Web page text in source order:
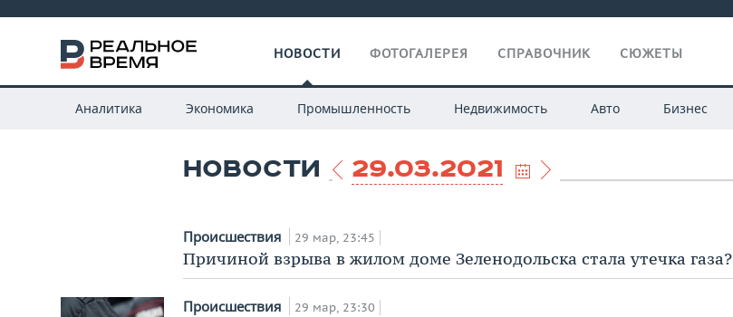
НОВОСТИ ФОТОГАЛЕРЕЯ СПРАВОЧНИК СЮЖЕТЫ
Аналитика Экономика Промышленность Недвижимость Авто Бизнес
НОВОСТИ 29.03.2021
Происшествия 29 мар, 23:45
Причиной взрыва в жилом доме Зеленодольска стала утечка газа?
Происшествия 29 мар, 23:30